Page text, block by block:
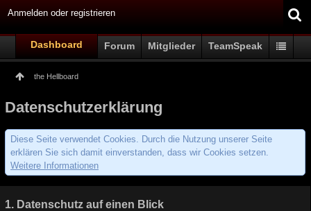
Anmelden oder registrieren
Dashboard Forum Mitglieder TeamSpeak
the Hellboard
Datenschutzerklärung
Diese Seite verwendet Cookies. Durch die Nutzung unserer Seite
erklären Sie sich damit einverstanden, dass wir Cookies setzen.
Weitere Informationen
1. Datenschutz auf einen Blick